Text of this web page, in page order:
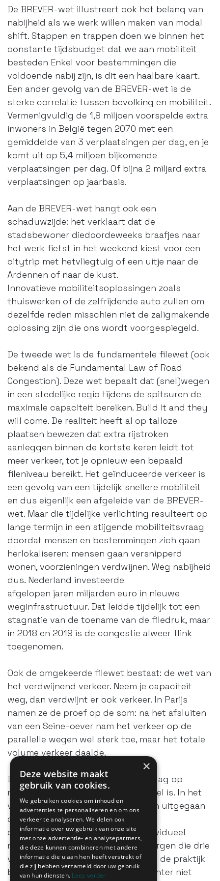
De BREVER-wet illustreert ook het belang van
nabijheid als we werk willen maken van modal
shift. Stappen en trappen doen we binnen het
constante tijdsbudget dat we aan mobiliteit
besteden Enkel voor bestemmingen die
voldoende nabij zijn, is dit een haalbare kaart.
Een ander gevolg van de BREVER-wet is de
sterke correlatie tussen bevolking en mobiliteit.
Vermenigvuldig de 1,8 miljoen voorspelde extra
inwoners in België tegen 2070 met een
gemiddelde van 3 verplaatsingen per dag, en je
komt uit op 5,4 miljoen bijkomende
verplaatsingen per dag. Of bijna 2 miljard extra
verplaatsingen op jaarbasis.
Aan de BREVER-wet hangt ook een
schaduwzijde: het verklaart dat de
stadsbewoner diedoordeweeks braafjes naar
het werk fietst in het weekend kiest voor een
citytrip met hetvliegtuig of een uitje naar de
Ardennen of naar de kust.
Innovatieve mobiliteitsoplossingen zoals
thuiswerken of de zelfrijdende auto zullen om
dezelfde reden misschien niet de zaligmakende
oplossing zijn die ons wordt voorgespiegeld.
De tweede wet is de fundamentele filewet (ook
bekend als de Fundamental Law of Road
Congestion). Deze wet bepaalt dat (snel)wegen
in een stedelijke regio tijdens de spitsuren de
maximale capaciteit bereiken. Build it and they
will come. De realiteit heeft al op talloze
plaatsen bewezen dat extra rijstroken
aanleggen binnen de kortste keren leidt tot
meer verkeer, tot je opnieuw een bepaald
fileniveau bereikt. Het geïnduceerde verkeer is
een gevolg van een tijdelijk snellere mobiliteit
en dus eigenlijk een afgeleide van de BREVER-
wet. Maar die tijdelijke verlichting resulteert op
lange termijn in een stijgende mobiliteitsvraag
doordat mensen en bestemmingen zich gaan
herlokaliseren: mensen gaan versnipperd
wonen, voorzieningen verdwijnen. Weg nabijheid
dus. Nederland investeerde
afgelopen jaren miljarden euro in nieuwe
weginfrastructuur. Dat leidde tijdelijk tot een
stagnatie van de toename van de filedruk, maar
in 2018 en 2019 is de congestie alweer flink
toegenomen.
Ook de omgekeerde filewet bestaat: de wet van
het verdwijnend verkeer. Neem je capaciteit
weg, dan verdwijnt er ook verkeer. In Parijs
namen ze de proef op de som: na het afsluiten
van een Seine-oever nam het verkeer op de
parallelle wegen wel sterk toe, maar het totale
volume verkeer daalde.
De derde wet is dat mobiliteitsgedrag op
niveau van het individu niet rationeel is. In het
verleden werd er vaak en graag van uitgegaan
dat geld, tijd en discomfort de drie
determinanten waren voor het individueel
mobiliteitsgedrag. Samengeteld zorgen die drie
voor de verplaatsingsweerstand. In de praktijk
blijkt dat die rationele drijfveren echter niet
×
Deze website maakt
gebruik van cookies.
We gebruiken cookies om inhoud en
advertenties te personaliseren en om ons
verkeer te analyseren. We delen ook
informatie over uw gebruik van onze site
met onze advertentie- en analysepartners,
die deze kunnen combineren met andere
informatie die u aan hen heeft verstrekt of
die zij hebben verzameld door uw gebruik
van hun diensten. Lees verder